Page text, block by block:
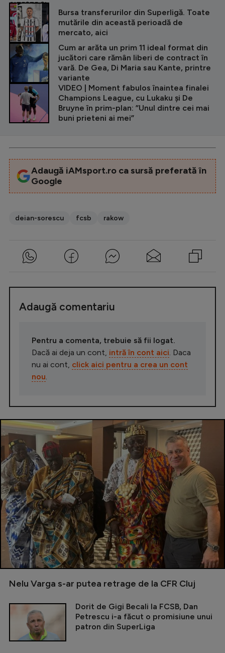
CITEȘTE ȘI
Bursa transferurilor din Superligă. Toate
mutările din această perioadă de
mercato, aici
Cum ar arăta un prim 11 ideal format din
jucători care rămân liberi de contract în
vară. De Gea, Di Maria sau Kante, printre
variante
VIDEO | Moment fabulos înaintea finalei
Champions League, cu Lukaku și De
Bruyne în prim-plan: ”Unul dintre cei mai
buni prieteni ai mei”
Adaugă iAMsport.ro ca sursă preferată în
Google
deian-sorescu fcsb rakow
Adaugă comentariu
Pentru a comenta, trebuie să fii logat.
Dacă ai deja un cont, intră în cont aici . Daca
nu ai cont, click aici pentru a crea un cont
nou
Nelu Varga s-ar putea retrage de la CFR Cluj
Dorit de Gigi Becali la FCSB, Dan
Petrescu i-a făcut o promisiune unui
patron din SuperLiga